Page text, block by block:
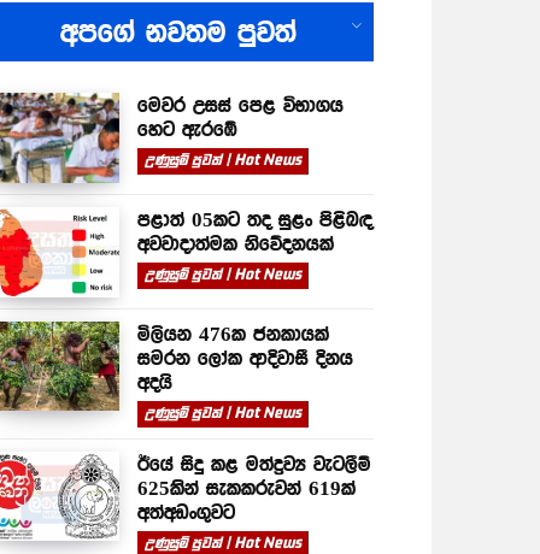
අපගේ නවතම පුවත්
මෙවර උසස් පෙළ විභාගය
හෙට ඇරඹේ
උණුසුම් පුවත් | Hot News
පළාත් 05කට තද සුළං පිළිබඳ
අවවාදාත්මක නිවේදනයක්
උණුසුම් පුවත් | Hot News
මිලියන 476ක ජනකායක්
සමරන ලෝක ආදිවාසී දිනය
අදයි
උණුසුම් පුවත් | Hot News
ඊයේ සිදු කළ මත්ද්‍රව්‍ය වැටලීම්
625කින් සැකකරුවන් 619ක්
අත්අඩංගුවට
උණුසුම් පුවත් | Hot News